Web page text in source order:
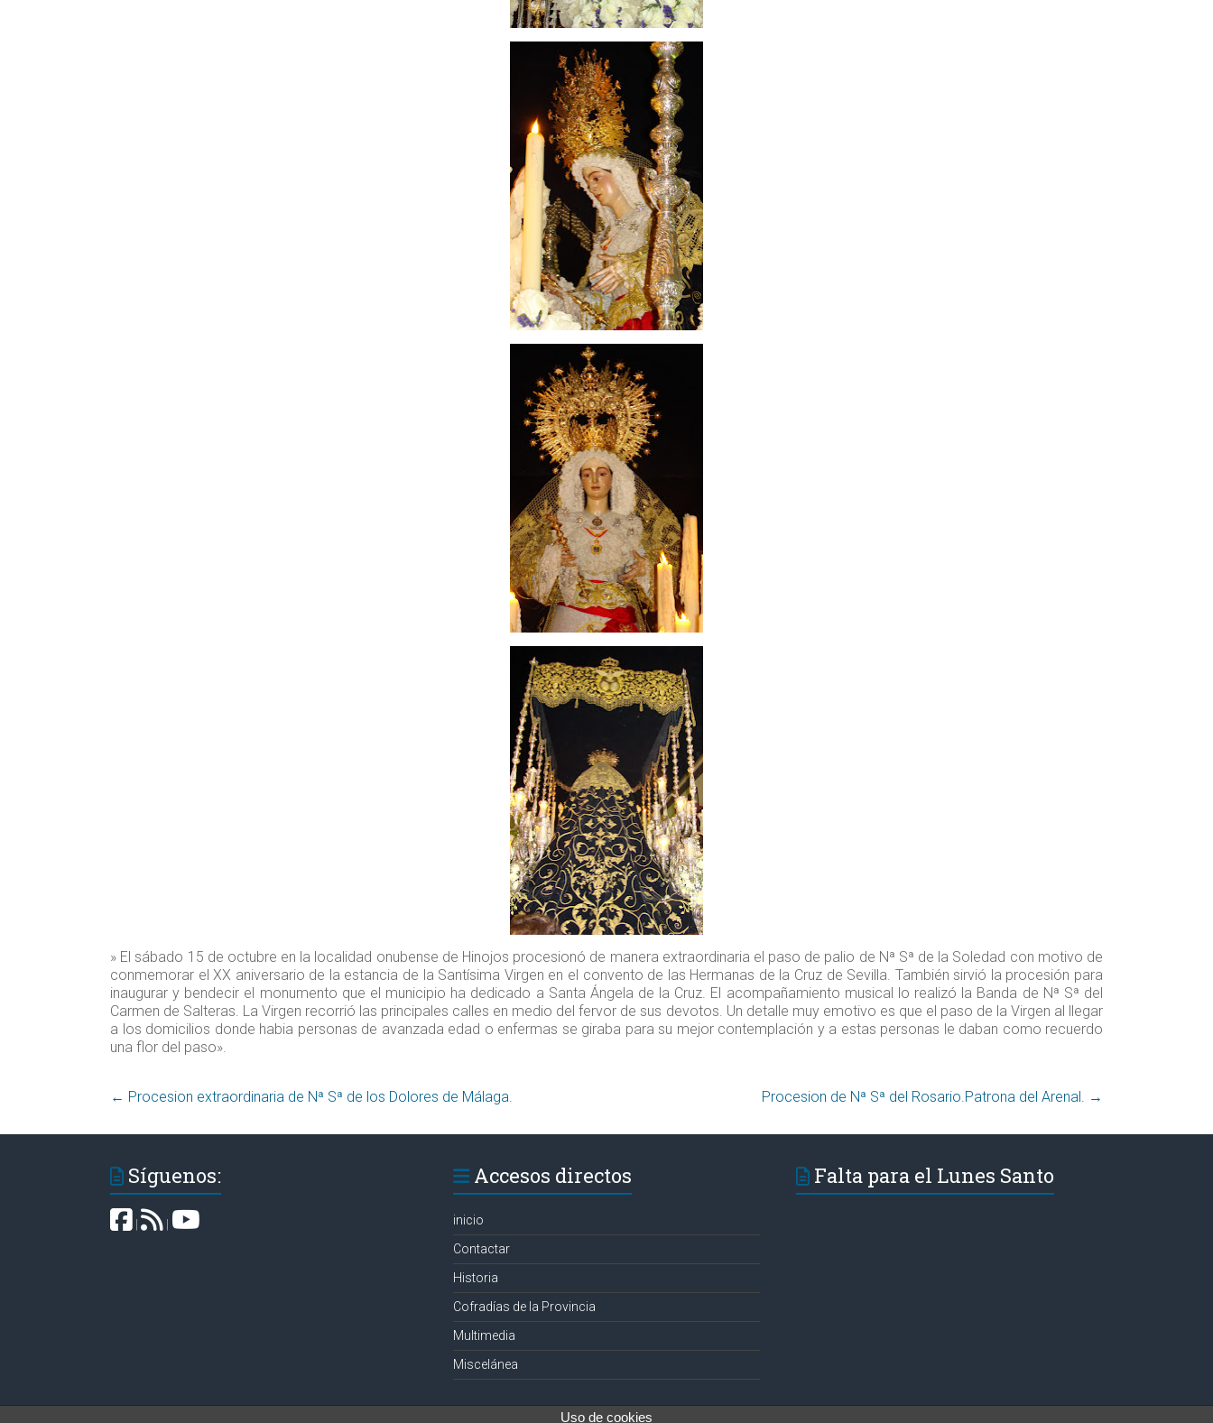
» El sábado 15 de octubre en la localidad onubense de Hinojos procesionó de manera extraordinaria el paso de palio de Nª Sª de la Soledad con motivo de
conmemorar el XX aniversario de la estancia de la Santísima Virgen en el convento de las Hermanas de la Cruz de Sevilla. También sirvió la procesión para
inaugurar y bendecir el monumento que el municipio ha dedicado a Santa Ángela de la Cruz. El acompañamiento musical lo realizó la Banda de Nª Sª del
Carmen de Salteras. La Virgen recorrió las principales calles en medio del fervor de sus devotos. Un detalle muy emotivo es que el paso de la Virgen al llegar
a los domicilios donde habia personas de avanzada edad o enfermas se giraba para su mejor contemplación y a estas personas le daban como recuerdo
una flor del paso».
← Procesion extraordinaria de Nª Sª de los Dolores de Málaga‏. →
Síguenos: Accesos directos
inicio
Contactar
Historia
Cofradías de la Provincia
Multimedia
Miscelánea
Falta para el Lunes Santo
Uso de cookies